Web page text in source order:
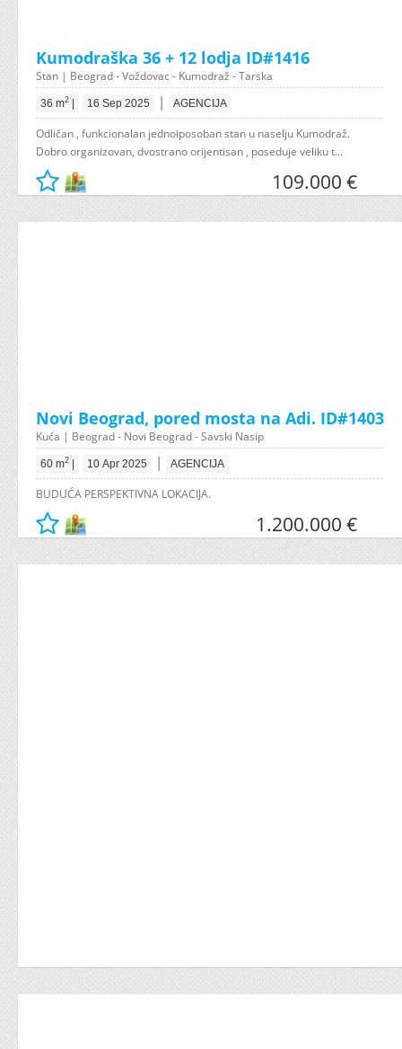
Kumodraška 36 + 12 lodja ID#1416
Stan | Beograd - Voždovac - Kumodraž - Tarska
36 m2 16 Sep 2025 | AGENCIJA
Odličan , funkcionalan jednoiposoban stan u naselju Kumodraž.
Dobro organizovan, dvostrano orijentisan , poseduje veliku t...
109.000 €
Novi Beograd, pored mosta na Adi. ID#1403
Kuća | Beograd - Novi Beograd - Savski Nasip
60 m2 10 Apr 2025 | AGENCIJA
BUDUĆA PERSPEKTIVNA LOKACIJA.
1.200.000 €